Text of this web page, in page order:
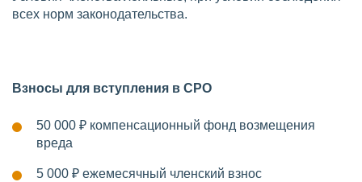
всех норм законодательства.
Взносы для вступления в СРО
50 000 ₽ компенсационный фонд возмещения
вреда
5 000 ₽ ежемесячный членский взнос